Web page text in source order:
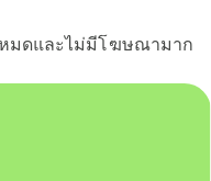
หมดและไม่มีโฆษณามาก